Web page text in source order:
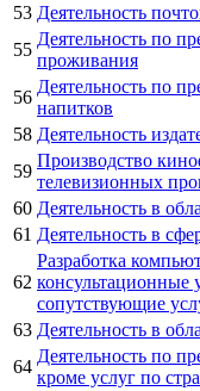
53 Деятельность
55
Деятельность по
проживания
56
Деятельность по
напитков
58 Деятельность
59
Производство
телевизионных
60 Деятельность в
61 Деятельность в
62
Разработка
консультационные
сопутствующие
63 Деятельность в
64
Деятельность по
кроме услуг по